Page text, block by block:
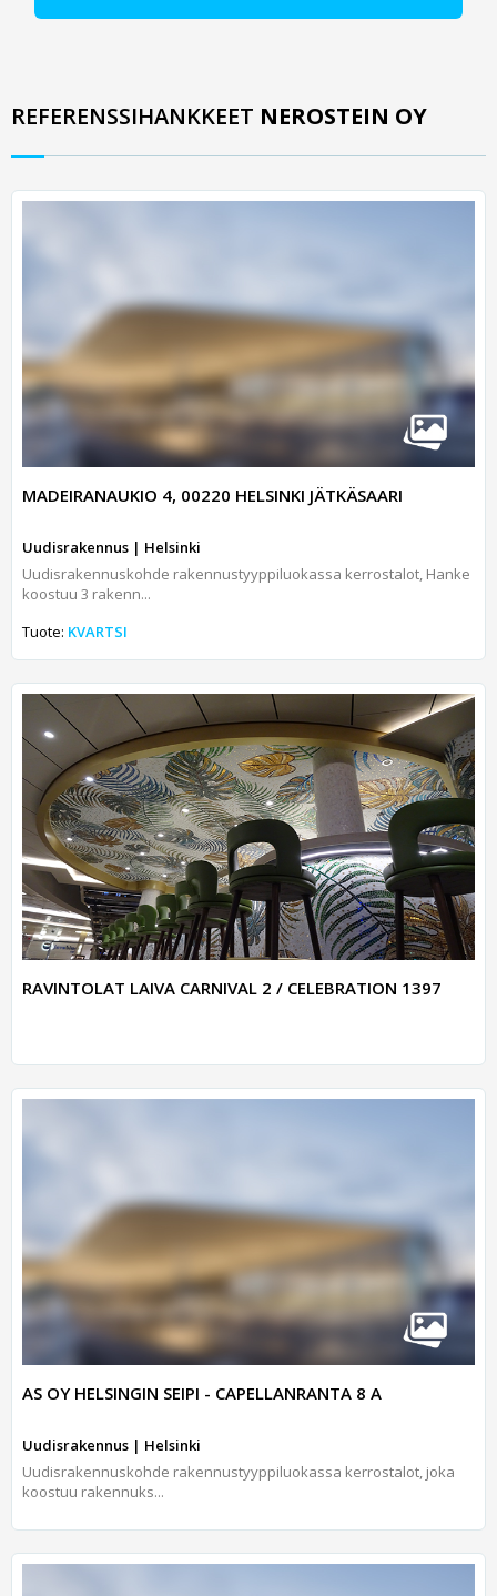
REFERENSSIHANKKEET NEROSTEIN OY
MADEIRANAUKIO 4, 00220 HELSINKI JÄTKÄSAARI
Uudisrakennus | Helsinki
Uudisrakennuskohde rakennustyyppiluokassa kerrostalot, Hanke
koostuu 3 rakenn...
Tuote: KVARTSI
RAVINTOLAT LAIVA CARNIVAL 2 / CELEBRATION 1397
AS OY HELSINGIN SEIPI - CAPELLANRANTA 8 A
Uudisrakennus | Helsinki
Uudisrakennuskohde rakennustyyppiluokassa kerrostalot, joka
koostuu rakennuks...